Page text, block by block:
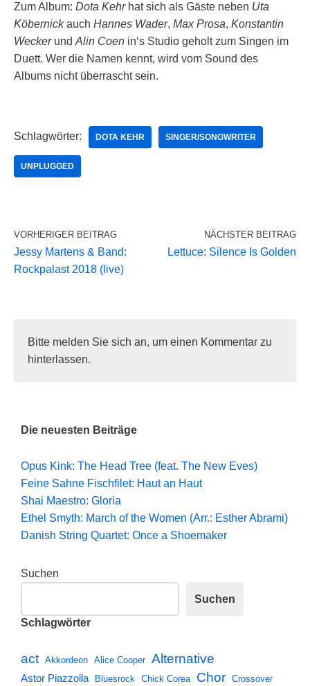
Zum Album: Dota Kehrhat sich als Gäste neben Uta
Köbernickauch Hannes Wader, Max Prosa, Konstantin
Weckerund Alin Coen in‘s Studio geholt zum Singen im
Duett. Wer die Namen kennt, wird vom Sound des
Albums nicht überrascht sein.
Schlagwörter: DOTA KEHR SINGER/SONGWRITER
UNPLUGGED
VORHERIGER BEITRAG
Jessy Martens & Band:
Rockpalast 2018 (live)
NÄCHSTER BEITRAG
Lettuce: Silence Is Golden
Bitte melden Sie sich an, um einen Kommentar zu
hinterlassen.
Die neuesten Beiträge
Opus Kink: The Head Tree (feat. The New Eves)
Feine Sahne Fischfilet: Haut an Haut
Shai Maestro: Gloria
Ethel Smyth: March of the Women (Arr.: Esther Abrami)
Danish String Quartet: Once a Shoemaker
Suchen
Suchen
Schlagwörter
act Akkordeon Alice Cooper Alternative
Astor Piazzolla Bluesrock Chick Corea Chor Crossover